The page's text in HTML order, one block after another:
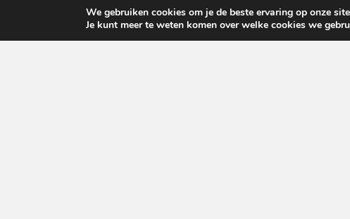
We gebruiken cookies om je de beste ervaring op onze
Je kunt meer te weten komen over welke cookies we